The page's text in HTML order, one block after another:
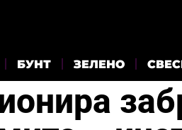
БУНТ ЗЕЛЕНО